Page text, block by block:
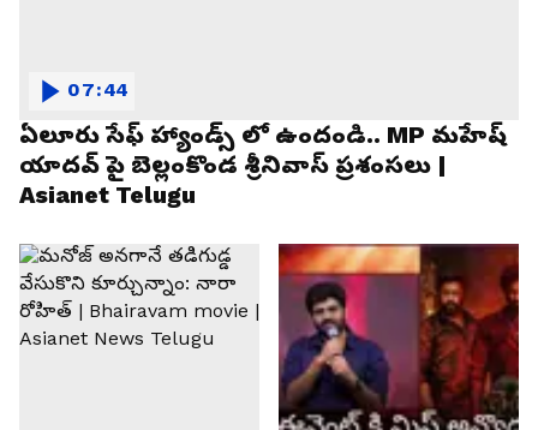
ఏలూరు సేఫ్ హ్యాండ్స్ లో ఉందండి.. MP మహేష్
యాదవ్ పై బెల్లంకొండ శ్రీనివాస్ ప్రశంసలు |
Asianet Telugu
07:44